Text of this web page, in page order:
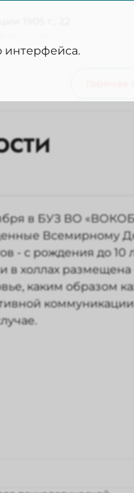
интерфейса.
в БУЗ ВО
Всемирному
- с рождения до
в холлах
каким образом
коммуникации